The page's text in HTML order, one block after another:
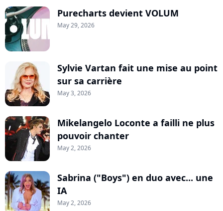
Purecharts devient VOLUM
May 29, 2026
Sylvie Vartan fait une mise au point
sur sa carrière
May 3, 2026
Mikelangelo Loconte a failli ne plus
pouvoir chanter
May 2, 2026
Sabrina ("Boys") en duo avec... une
IA
May 2, 2026